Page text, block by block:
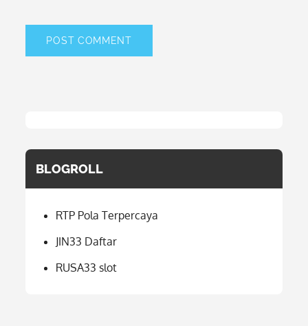
BLOGROLL
RTP Pola Terpercaya
JIN33 Daftar
RUSA33 slot